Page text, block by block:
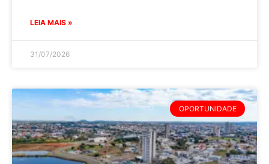
LEIA MAIS »
31/07/2026
OPORTUNIDADE